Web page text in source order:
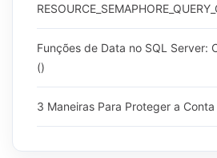
Funções de Data no SQL Server:
()
3 Maneiras Para Proteger a